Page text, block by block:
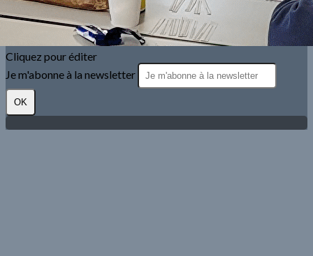
Cliquez pour éditer
Texte, bouton et/ou inscription à la newsletter
Cliquez pour éditer
Je m'abonne à la newsletter
OK